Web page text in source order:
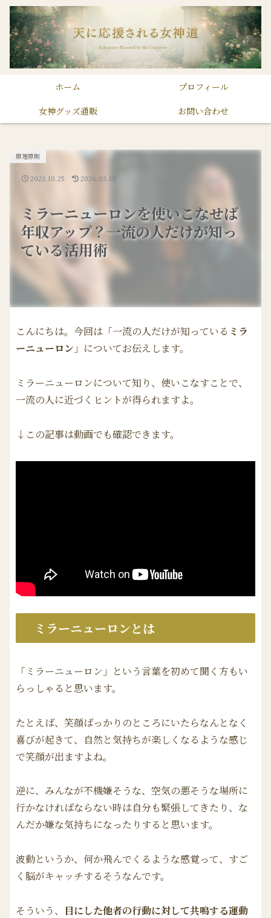
ホーム
プロフィール
女神グッズ通販
お問い合わせ
ミラーニューロンを使いこなせば
年収アップ？一流の人だけが知っ
ている活用術
原理原則
2023.10.25 2026.03.05
こんにちは。今回は「一流の人だけが知っている ミラ
ーニューロン 」についてお伝えします。
ミラーニューロンについて知り、使いこなすことで、
一流の人に近づくヒントが得られますよ。
↓この記事は動画でも確認できます。
ミラーニューロンとは
「ミラーニューロン」という言葉を初めて聞く方もい
らっしゃると思います。
たとえば、笑顔ばっかりのところにいたらなんとなく
喜びが起きて、自然と気持ちが楽しくなるような感じ
で笑顔が出ますよね。
逆に、みんなが不機嫌そうな、空気の悪そうな場所に
行かなければならない時は自分も緊張してきたり、な
んだか嫌な気持ちになったりすると思います。
波動というか、何か飛んでくるような感覚って、すご
く脳がキャッチするそうなんです。
そういう、
目にした他者の行動に対して共鳴する運動